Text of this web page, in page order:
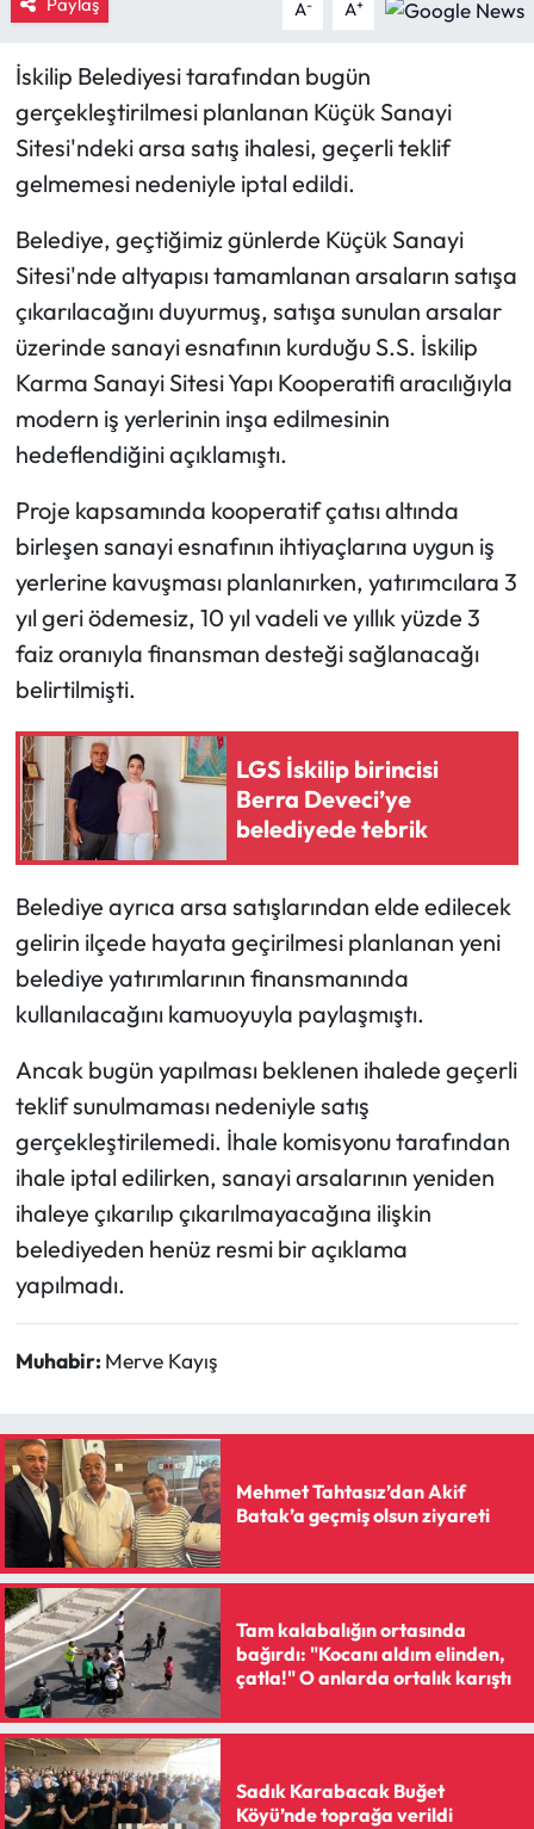
A- A+
İskilip Belediyesi tarafından bugün
gerçekleştirilmesi planlanan Küçük Sanayi
Sitesi'ndeki arsa satış ihalesi, geçerli teklif
gelmemesi nedeniyle iptal edildi.
Belediye, geçtiğimiz günlerde Küçük Sanayi
Sitesi'nde altyapısı tamamlanan arsaların satışa
çıkarılacağını duyurmuş, satışa sunulan arsalar
üzerinde sanayi esnafının kurduğu S.S. İskilip
Karma Sanayi Sitesi Yapı Kooperatifi aracılığıyla
modern iş yerlerinin inşa edilmesinin
hedeflendiğini açıklamıştı.
Proje kapsamında kooperatif çatısı altında
birleşen sanayi esnafının ihtiyaçlarına uygun iş
yerlerine kavuşması planlanırken, yatırımcılara 3
yıl geri ödemesiz, 10 yıl vadeli ve yıllık yüzde 3
faiz oranıyla finansman desteği sağlanacağı
belirtilmişti.
LGS İskilip birincisi
Berra Deveci’ye
belediyede tebrik
Belediye ayrıca arsa satışlarından elde edilecek
gelirin ilçede hayata geçirilmesi planlanan yeni
belediye yatırımlarının finansmanında
kullanılacağını kamuoyuyla paylaşmıştı.
Ancak bugün yapılması beklenen ihalede geçerli
teklif sunulmaması nedeniyle satış
gerçekleştirilemedi. İhale komisyonu tarafından
ihale iptal edilirken, sanayi arsalarının yeniden
ihaleye çıkarılıp çıkarılmayacağına ilişkin
belediyeden henüz resmi bir açıklama
yapılmadı.
Muhabir: Merve Kayış
Mehmet Tahtasız’dan Akif
Batak’a geçmiş olsun ziyareti
Tam kalabalığın ortasında
bağırdı: "Kocanı aldım elinden,
çatla!" O anlarda ortalık karıştı
Sadık Karabacak Buğet
Köyü’nde toprağa verildi
Kültür Sanat
Laçin Haberleri
Mecitözü Haberleri
Oğuzlar Haberleri
Ortaköy Haberleri
Osmancık Haberleri
Otomotiv
Resmi İlan
Resmi Reklam
Sağlık
Siyaset
Spor
Turizm
Uğurludağ Haberleri
Yaşam
Yayla Haber
Yemek Tarifleri
Yerel Haberler